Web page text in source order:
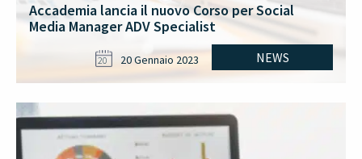
Accademia lancia il nuovo Corso per Social
Media Manager ADV Specialist
NEWS
20 20 Gennaio 2023